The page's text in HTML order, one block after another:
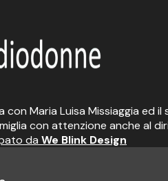
con Maria Luisa Missiaggia ed
con attenzione anche al
da We Blink Design